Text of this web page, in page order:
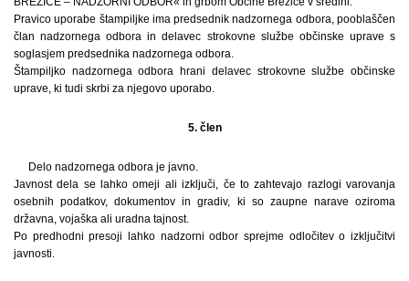
Pravico uporabe štampiljke ima predsednik nadzornega odbora, pooblaščen
član nadzornega odbora in delavec strokovne službe občinske uprave s
soglasjem predsednika nadzornega odbora.
Štampiljko nadzornega odbora hrani delavec strokovne službe občinske
uprave, ki tudi skrbi za njegovo uporabo.
5. člen
Delo nadzornega odbora je javno.
Javnost dela se lahko omeji ali izključi, če to zahtevajo razlogi varovanja
osebnih podatkov, dokumentov in gradiv, ki so zaupne narave oziroma
državna, vojaška ali uradna tajnost.
Po predhodni presoji lahko nadzorni odbor sprejme odločitev o izključitvi
javnosti.